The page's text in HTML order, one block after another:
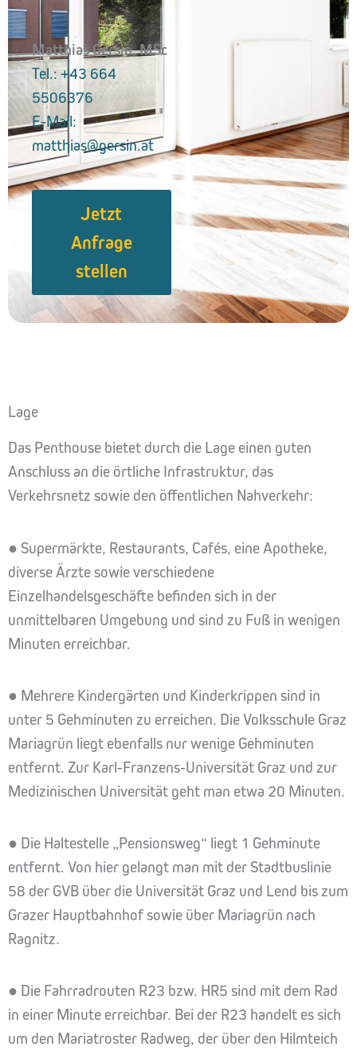
Matthias Gersin, MSc
Tel.: +43 664
5506376
E-Mail:
matthias@gersin.at
Jetzt
Anfrage
stellen
Lage
Das Penthouse bietet durch die Lage einen guten
Anschluss an die örtliche Infrastruktur, das
Verkehrsnetz sowie den öffentlichen Nahverkehr:
● Supermärkte, Restaurants, Cafés, eine Apotheke,
diverse Ärzte sowie verschiedene
Einzelhandelsgeschäfte befinden sich in der
unmittelbaren Umgebung und sind zu Fuß in wenigen
Minuten erreichbar.
● Mehrere Kindergärten und Kinderkrippen sind in
unter 5 Gehminuten zu erreichen. Die Volksschule Graz
Mariagrün liegt ebenfalls nur wenige Gehminuten
entfernt. Zur Karl-Franzens-Universität Graz und zur
Medizinischen Universität geht man etwa 20 Minuten.
● Die Haltestelle „Pensionsweg“ liegt 1 Gehminute
entfernt. Von hier gelangt man mit der Stadtbuslinie
58 der GVB über die Universität Graz und Lend bis zum
Grazer Hauptbahnhof sowie über Mariagrün nach
Ragnitz.
● Die Fahrradrouten R23 bzw. HR5 sind mit dem Rad
in einer Minute erreichbar. Bei der R23 handelt es sich
um den Mariatroster Radweg, der über den Hilmteich